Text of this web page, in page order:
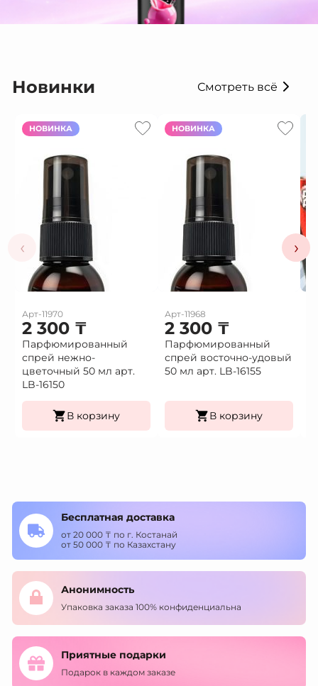
Новинки Смотреть всё
‹
НОВИНКА
Арт-11970
2 300 ₸
Парфюмированный
спрей нежно-
цветочный 50 мл арт.
LB-16150
В корзину
НОВИНКА
Арт-11968
2 300 ₸
Парфюмированный
спрей восточно-удовый
50 мл арт. LB-16155
В корзину
›
Бесплатная доставка
от 20 000 ₸ по г. Костанай
от 50 000 ₸ по Казахстану
Анонимность
Упаковка заказа 100% конфиденциальна
Приятные подарки
Подарок в каждом заказе